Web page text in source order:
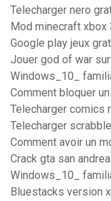
Telecharger nero
Mod minecraft xbox
Google play jeux
Jouer god of war
Windows_10_
Comment bloquer
Telecharger comics
Telecharger
Comment avoir un
Crack gta san
Windows_10_
Bluestacks version